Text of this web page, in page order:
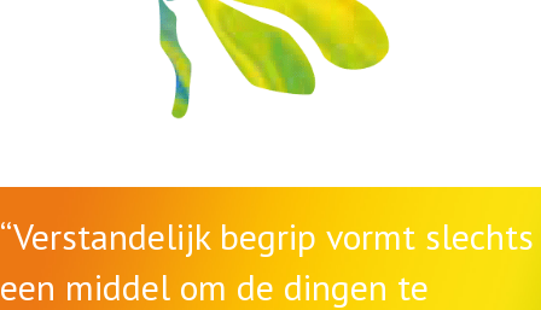
“Verstandelijk begrip vormt slechts
een middel om de dingen te